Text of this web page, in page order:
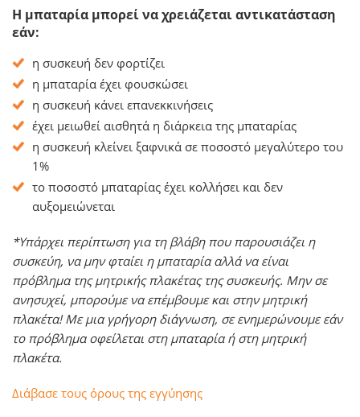
Η μπαταρία μπορεί να χρειάζεται αντικατάσταση
εάν:
η συσκευή δεν φορτίζει
η μπαταρία έχει φουσκώσει
η συσκευή κάνει επανεκκινήσεις
έχει μειωθεί αισθητά η διάρκεια της μπαταρίας
η συσκευή κλείνει ξαφνικά σε ποσοστό μεγαλύτερο του
1%
το ποσοστό μπαταρίας έχει κολλήσει και δεν
αυξομειώνεται
*Υπάρχει περίπτωση για τη βλάβη που παρουσιάζει η
συσκεύη, να μην φταίει η μπαταρία αλλά να είναι
πρόβλημα της μητρικής πλακέτας της συσκευής. Μην σε
ανησυχεί, μπορούμε να επέμβουμε και στην μητρική
πλακέτα! Με μια γρήγορη διάγνωση, σε ενημερώνουμε εάν
το πρόβλημα οφείλεται στη μπαταρία ή στη μητρική
πλακέτα.
Διάβασε τους όρους της εγγύησης